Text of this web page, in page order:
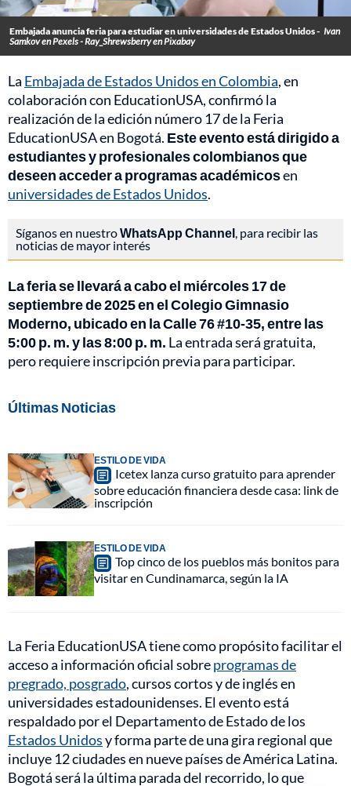
Embajada anuncia feria para estudiar en universidades de Estados Unidos - Ivan
Samkov en Pexels - Ray_Shrewsberry en Pixabay
La Embajada de Estados Unidos en Colombia, en
colaboración con EducationUSA, confirmó la
realización de la edición número 17 de la Feria
EducationUSA en Bogotá. Este evento está dirigido a
estudiantes y profesionales colombianos que
deseen acceder a programas académicosen
universidades de Estados Unidos.
Síganos en nuestroWhatsApp Channel, para recibir las
noticias de mayor interés
La feria se llevará a cabo el miércoles 17 de
septiembre de 2025 en el Colegio Gimnasio
Moderno, ubicado en la Calle 76 #10-35, entre las
5:00 p. m. y las 8:00 p. m. La entrada será gratuita,
pero requiere inscripción previa para participar.
Últimas Noticias
ESTILO DE VIDA
Icetex lanza curso gratuito para aprender
sobre educación financiera desde casa: link de
inscripción
ESTILO DE VIDA
Top cinco de los pueblos más bonitos para
visitar en Cundinamarca, según la IA
La Feria EducationUSA tiene como propósito facilitar el
acceso a información oficial sobreprogramas de
pregrado, posgrado, cursos cortos y de inglés en
universidades estadounidenses. El evento está
respaldado por el Departamento de Estado de los
Estados Unidosy forma parte de una gira regional que
incluye 12 ciudades en nueve países de América Latina.
Bogotá será la última parada del recorrido, lo que